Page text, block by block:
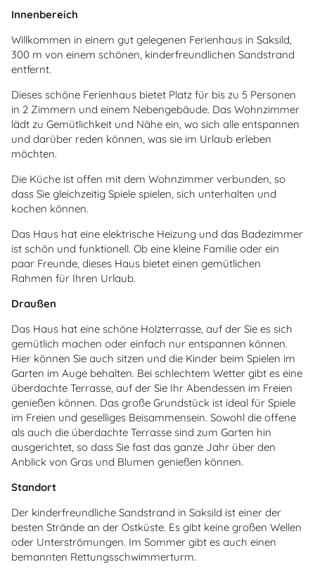
Innenbereich
Willkommen in einem gut gelegenen Ferienhaus in Saksild,
300 m von einem schönen, kinderfreundlichen Sandstrand
entfernt.
Dieses schöne Ferienhaus bietet Platz für bis zu 5 Personen
in 2 Zimmern und einem Nebengebäude. Das Wohnzimmer
lädt zu Gemütlichkeit und Nähe ein, wo sich alle entspannen
und darüber reden können, was sie im Urlaub erleben
möchten.
Die Küche ist offen mit dem Wohnzimmer verbunden, so
dass Sie gleichzeitig Spiele spielen, sich unterhalten und
kochen können.
Das Haus hat eine elektrische Heizung und das Badezimmer
ist schön und funktionell. Ob eine kleine Familie oder ein
paar Freunde, dieses Haus bietet einen gemütlichen
Rahmen für Ihren Urlaub.
Draußen
Das Haus hat eine schöne Holzterrasse, auf der Sie es sich
gemütlich machen oder einfach nur entspannen können.
Hier können Sie auch sitzen und die Kinder beim Spielen im
Garten im Auge behalten. Bei schlechtem Wetter gibt es eine
überdachte Terrasse, auf der Sie Ihr Abendessen im Freien
genießen können. Das große Grundstück ist ideal für Spiele
im Freien und geselliges Beisammensein. Sowohl die offene
als auch die überdachte Terrasse sind zum Garten hin
ausgerichtet, so dass Sie fast das ganze Jahr über den
Anblick von Gras und Blumen genießen können.
Standort
Der kinderfreundliche Sandstrand in Saksild ist einer der
besten Strände an der Ostküste. Es gibt keine großen Wellen
oder Unterströmungen. Im Sommer gibt es auch einen
bemannten Rettungsschwimmerturm.